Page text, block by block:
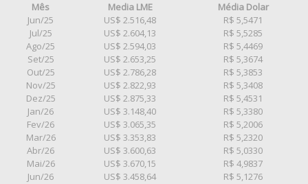
Mês Media LME
Média Dolar
Jun/25
US$ 2.516,48
R$ 5,5471
Jul/25
US$ 2.604,13
R$ 5,5285
Ago/25
US$ 2.594,03
R$ 5,4469
Set/25
US$ 2.653,25
R$ 5,3674
Out/25
US$ 2.786,28
R$ 5,3853
Nov/25
US$ 2.822,93
R$ 5,3408
Dez/25
US$ 2.875,33
R$ 5,4531
Jan/26
US$ 3.148,40
R$ 5,3380
Fev/26
US$ 3.065,35
R$ 5,2006
Mar/26
US$ 3.353,83
R$ 5,2320
Abr/26
US$ 3.600,63
R$ 5,0330
Mai/26
US$ 3.670,15
R$ 4,9837
Jun/26
US$ 3.458,64 R$ 5,1276